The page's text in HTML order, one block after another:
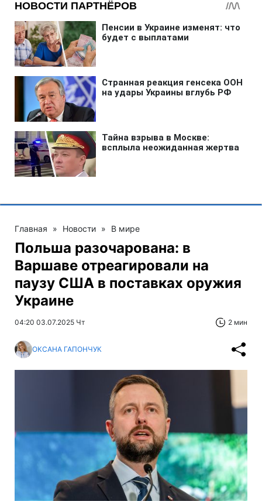
Главная » Новости » В мире
Польша разочарована: в
Варшаве отреагировали на
паузу США в поставках оружия
Украине
04:20 03.07.2025 Чт 2 мин
ОКСАНА ГАПОНЧУК